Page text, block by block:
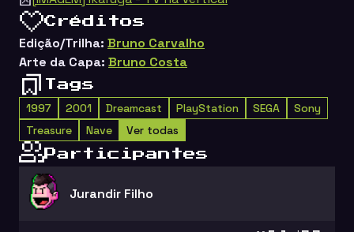
Créditos
Edição/Trilha: Bruno Carvalho
Arte da Capa: Bruno Costa
Tags
1997 2001 Dreamcast PlayStation SEGA
Sony
Treasure
Nave Ver todas
Participantes
Jurandir Filho